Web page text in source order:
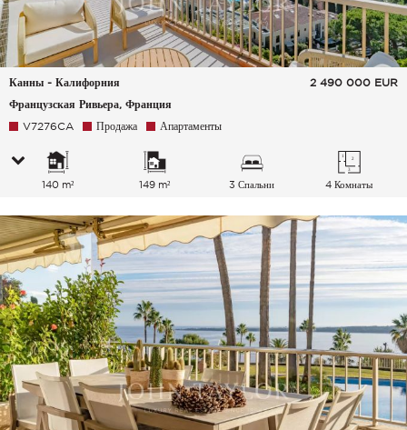
Канны - Калифорния
Французская Ривьера, Франция
2 490 000 EUR
V7276CA Продажа Апартаменты
140 m² 149 m² 3 Спальни 4 Комнаты